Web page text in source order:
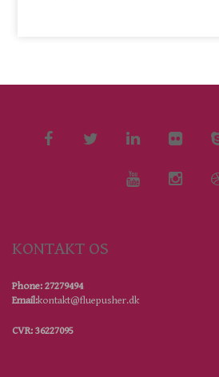
KONTAKT OS
Phone: 27279494
Email:kontakt@fluepusher.dk
CVR: 36227095